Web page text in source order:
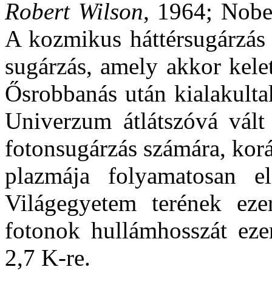
Robert Wilson, 1964;
A kozmikus
sugárzás, amely akkor
Ősrobbanás után
Univerzum átlátszóvá
fotonsugárzás számára,
plazmája folyamatosan
Világegyetem terének
fotonok hullámhosszát
2,7 K-re.